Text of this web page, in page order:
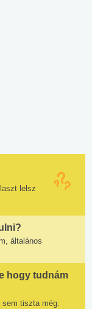
lelsz
általános
hogy tudnám
tiszta még.